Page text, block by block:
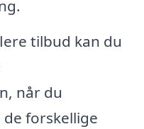
tilbud kan du
når du
forskellige